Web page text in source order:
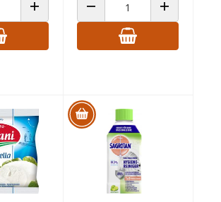
ANZAHL ERHÖHENANZAHL VERRINGERNANZAHL